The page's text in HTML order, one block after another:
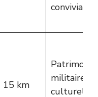
conviviale
15 km
Patrimoine
militaire et
culturel